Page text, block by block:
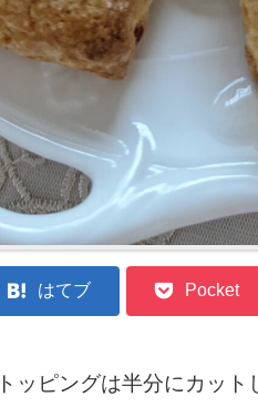
はてブ Pocket
ピングは半分にカット